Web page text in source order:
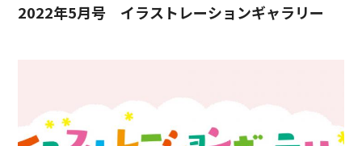
2022年5月号 イラストレーションギャラリー